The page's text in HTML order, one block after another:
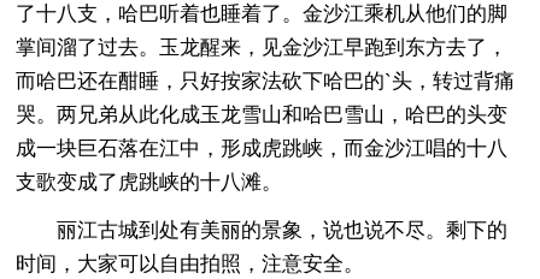
了十八支，哈巴听着也睡着了。金沙江乘机从他们的脚
掌间溜了过去。玉龙醒来，见金沙江早跑到东方去了，
而哈巴还在酣睡，只好按家法砍下哈巴的`头，转过背痛
哭。两兄弟从此化成玉龙雪山和哈巴雪山，哈巴的头变
成一块巨石落在江中，形成虎跳峡，而金沙江唱的十八
支歌变成了虎跳峡的十八滩。
丽江古城到处有美丽的景象，说也说不尽。剩下的
时间，大家可以自由拍照，注意安全。